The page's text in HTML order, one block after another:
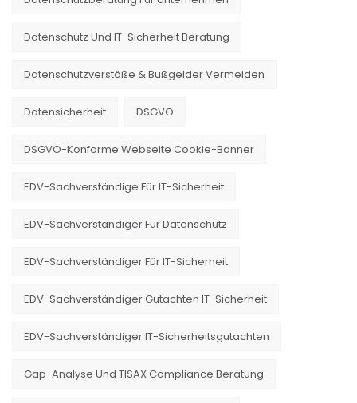
Datenschutz Und IT-Sicherheit Beratung
Datenschutzverstöße & Bußgelder Vermeiden
Datensicherheit DSGVO
DSGVO-Konforme Webseite Cookie-Banner
EDV-Sachverständige Für IT-Sicherheit
EDV-Sachverständiger Für Datenschutz
EDV-Sachverständiger Für IT-Sicherheit
EDV-Sachverständiger Gutachten IT-Sicherheit
EDV-Sachverständiger IT-Sicherheitsgutachten
Gap-Analyse Und TISAX Compliance Beratung